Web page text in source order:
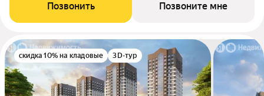
Позвонить Позвоните мне
скидка 10% на кладовые 3D-тур